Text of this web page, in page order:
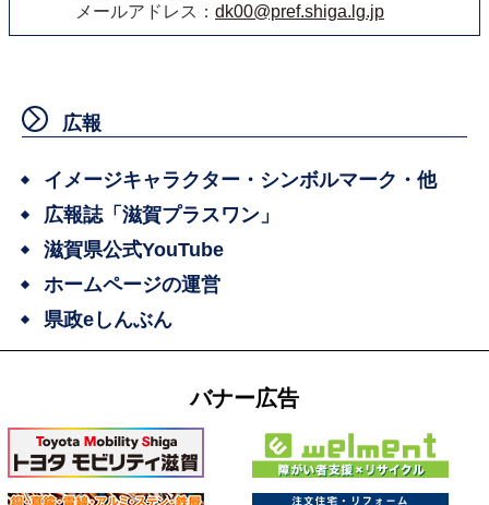
メールアドレス： dk00@pref.shiga.lg.jp
広報
イメージキャラクター・シンボルマーク・他
広報誌「滋賀プラスワン」
滋賀県公式YouTube
ホームページの運営
県政eしんぶん
バナー広告